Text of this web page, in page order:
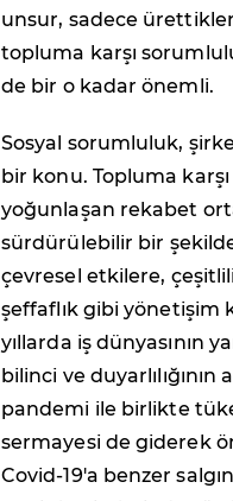
unsur, sadece
topluma karşı
de bir o kadar önemli.
Sosyal sorumluluk,
bir konu. Topluma
yoğunlaşan rekabet
sürdürülebilir bir
çevresel etkilere,
şeffaflık gibi yönetişim
yıllarda iş dünyasının
bilinci ve
pandemi ile birlikte
sermayesi de giderek
Covid-19'a benzer